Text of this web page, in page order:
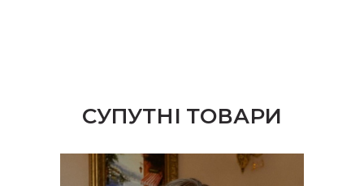
СУПУТНІ ТОВАРИ